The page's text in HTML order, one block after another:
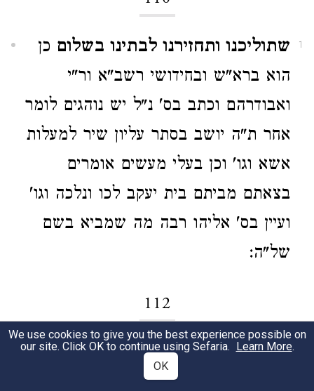
1 שתוליכנו ותחזירנו לבתינו בשלום כן
הוא ברא"ש ובחידושי רשב"א ור"י
ואבודרהם וכתב בס' נ"ל יש נוהגים לומר
אחר ת"ה יושב בסתר עליון שיר למעלות
אשא וגו' וכן בעלי מעשים אומרים
בצאתם מביתם בית יעקב לכו ונלכה וגו'
ועיין בס' אליהו רבה מה שמביא בשם
של"ה:
112
בג' ראשונות.מה שמזכירין תחיית
המתים ששה פעמים. דארבע' חשובים
We use cookies to give you the best experience possible on
our site. Click OK to continue using Sefaria. Learn More.
OK